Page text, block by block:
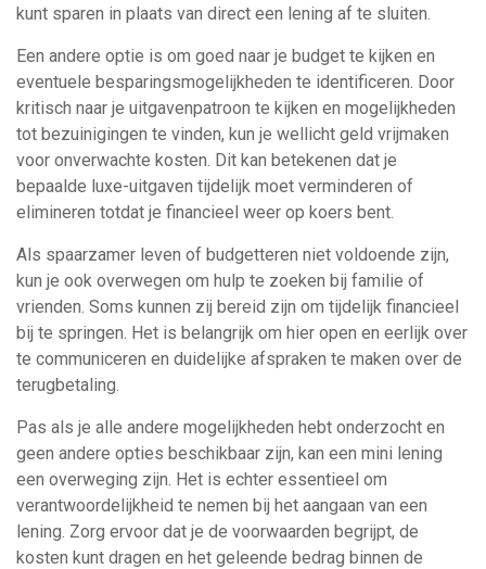
kunt sparen in plaats van direct een lening af te sluiten.
Een andere optie is om goed naar je budget te kijken en
eventuele besparingsmogelijkheden te identificeren. Door
kritisch naar je uitgavenpatroon te kijken en mogelijkheden
tot bezuinigingen te vinden, kun je wellicht geld vrijmaken
voor onverwachte kosten. Dit kan betekenen dat je
bepaalde luxe-uitgaven tijdelijk moet verminderen of
elimineren totdat je financieel weer op koers bent.
Als spaarzamer leven of budgetteren niet voldoende zijn,
kun je ook overwegen om hulp te zoeken bij familie of
vrienden. Soms kunnen zij bereid zijn om tijdelijk financieel
bij te springen. Het is belangrijk om hier open en eerlijk over
te communiceren en duidelijke afspraken te maken over de
terugbetaling.
Pas als je alle andere mogelijkheden hebt onderzocht en
geen andere opties beschikbaar zijn, kan een mini lening
een overweging zijn. Het is echter essentieel om
verantwoordelijkheid te nemen bij het aangaan van een
lening. Zorg ervoor dat je de voorwaarden begrijpt, de
kosten kunt dragen en het geleende bedrag binnen de